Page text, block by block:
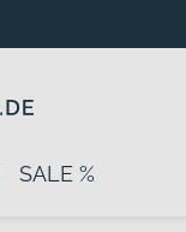
SALE %